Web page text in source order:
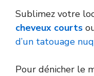
Sublimez votre
cheveux courts
d’un tatouage
Pour dénicher le